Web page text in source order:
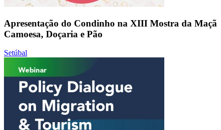
Apresentação do Condinho na XIII Mostra da Maçã
Camoesa, Doçaria e Pão
Setúbal